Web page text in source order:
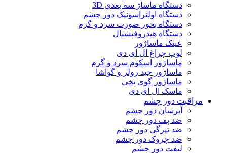
دستگاه ماساژ سه بعدی 3D
دستگاه اولتراسونیک دور چشم
دستگاه بخور صورت سرد و گرم
دستگاه هیدروفیشیال
عینک ماساژور
لوپ چراغ ال ای دی
ماساژور اسکوم سرد و گرم
ماساژور جید رولر و گواشا
ماساژور گوی یخی
ماسک ال ای دی
مراقبت دور چشم
آبرسان دور چشم
ضد پف دور چشم
ضد تیرگی دور چشم
ضد چروک دور چشم
لیفت دور چشم